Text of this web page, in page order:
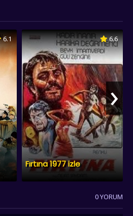
6.1 6.6
Fırtına 1977 izle
›
0 YORUM